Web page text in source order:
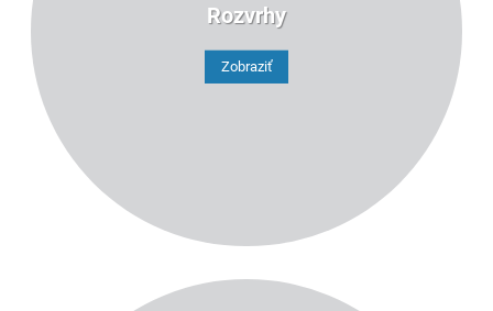
Rozvrhy
Zobraziť